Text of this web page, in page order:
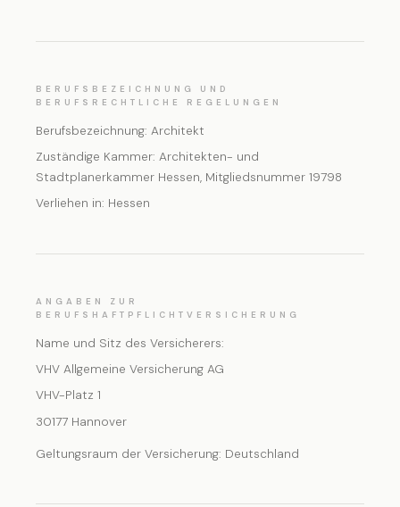
BERUFSBEZEICHNUNG UND
BERUFSRECHTLICHE REGELUNGEN
Berufsbezeichnung: Architekt
Zuständige Kammer: Architekten- und
Stadtplanerkammer Hessen, Mitgliedsnummer 19798
Verliehen in: Hessen
ANGABEN ZUR
BERUFSHAFTPFLICHTVERSICHERUNG
Name und Sitz des Versicherers:
VHV Allgemeine Versicherung AG
VHV-Platz 1
30177 Hannover
Geltungsraum der Versicherung: Deutschland